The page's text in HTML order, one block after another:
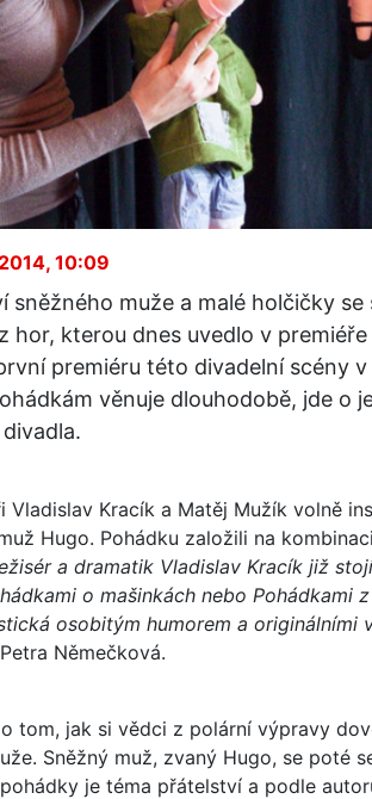
10:09
sněžného muže a malé holčičky
hor, kterou dnes uvedlo v
premiéru této divadelní scény
věnuje dlouhodobě, jde o
Vladislav Kracík a Matěj Mužík volně
Hugo. Pohádku založili na
a dramatik Vladislav Kracík již
o mašinkách nebo Pohádkami
osobitým humorem a originálními
Němečková.
tom, jak si vědci z polární výpravy
Sněžný muž, zvaný Hugo, se poté
je téma přátelství a podle